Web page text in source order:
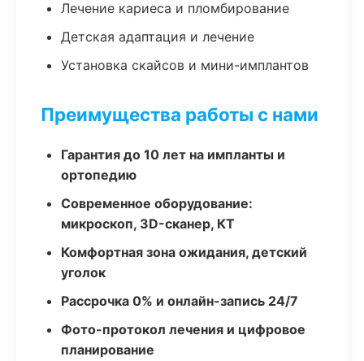
Лечение кариеса и пломбирование
Детская адаптация и лечение
Установка скайсов и мини-имплантов
Преимущества работы с нами
Гарантия до 10 лет на импланты и
ортопедию
Современное оборудование:
микроскоп, 3D-сканер, КТ
Комфортная зона ожидания, детский
уголок
Рассрочка 0% и онлайн-запись 24/7
Фото-протокол лечения и цифровое
планирование